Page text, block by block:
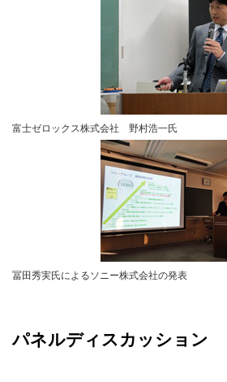
富士ゼロックス株式会社 野村浩一氏
冨田秀実氏によるソニー株式会社の発表
パネルディスカッション